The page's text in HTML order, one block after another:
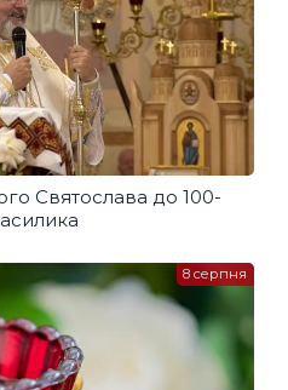
Святослава до 100-
8 серпня